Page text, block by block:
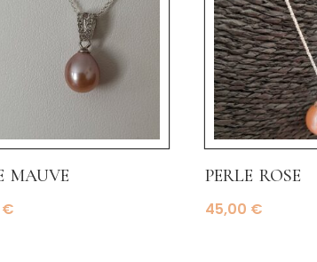
mauve
€
perle rose
45,00 €